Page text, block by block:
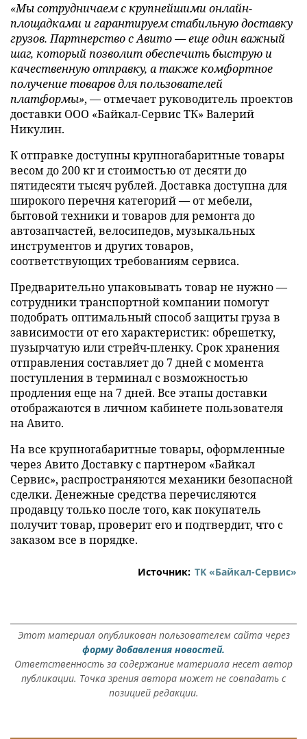
«Мы сотрудничаем с крупнейшими онлайн-
площадками и гарантируем стабильную доставку
грузов. Партнерство с Авито — еще один важный
шаг, который позволит обеспечить быструю и
качественную отправку, а также комфортное
получение товаров для пользователей
платформы», — отмечает руководитель проектов
доставки ООО «Байкал-Сервис ТК» Валерий
Никулин.
К отправке доступны крупногабаритные товары
весом до 200 кг и стоимостью от десяти до
пятидесяти тысяч рублей. Доставка доступна для
широкого перечня категорий — от мебели,
бытовой техники и товаров для ремонта до
автозапчастей, велосипедов, музыкальных
инструментов и других товаров,
соответствующих требованиям сервиса.
Предварительно упаковывать товар не нужно —
сотрудники транспортной компании помогут
подобрать оптимальный способ защиты груза в
зависимости от его характеристик: обрешетку,
пузырчатую или стрейч-пленку. Срок хранения
отправления составляет до 7 дней с момента
поступления в терминал с возможностью
продления еще на 7 дней. Все этапы доставки
отображаются в личном кабинете пользователя
на Авито.
На все крупногабаритные товары, оформленные
через Авито Доставку с партнером «Байкал
Сервис», распространяются механики безопасной
сделки. Денежные средства перечисляются
продавцу только после того, как покупатель
получит товар, проверит его и подтвердит, что с
заказом все в порядке.
Источник: ТK «Байкал-Сервис»
Этот материал опубликован пользователем сайта через
форму добавления новостей.
Ответственность за содержание материала несет автор
публикации. Точка зрения автора может не совпадать с
позицией редакции.